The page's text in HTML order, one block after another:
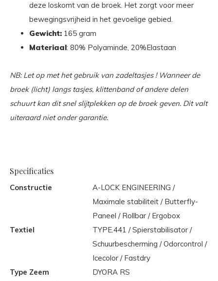
deze loskomt van de broek. Het zorgt voor meer
bewegingsvrijheid in het gevoelige gebied.
Gewicht: 165 gram
Materiaal: 80% Polyaminde, 20%Elastaan
NB: Let op met het gebruik van zadeltasjes ! Wanneer de
broek (licht) langs tasjes, klittenband of andere delen
schuurt kan dit snel slijtplekken op de broek geven. Dit valt
uiteraard niet onder garantie.
Specificaties
Constructie
A-LOCK ENGINEERING /
Maximale stabiliteit / Butterfly-
Paneel / Rollbar / Ergobox
Textiel
TYPE.441 / Spierstabilisator /
Schuurbescherming / Odorcontrol /
Icecolor / Fastdry
Type Zeem
DYORA RS